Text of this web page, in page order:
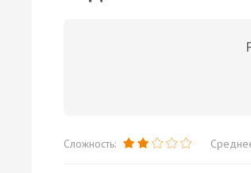
Сложность: